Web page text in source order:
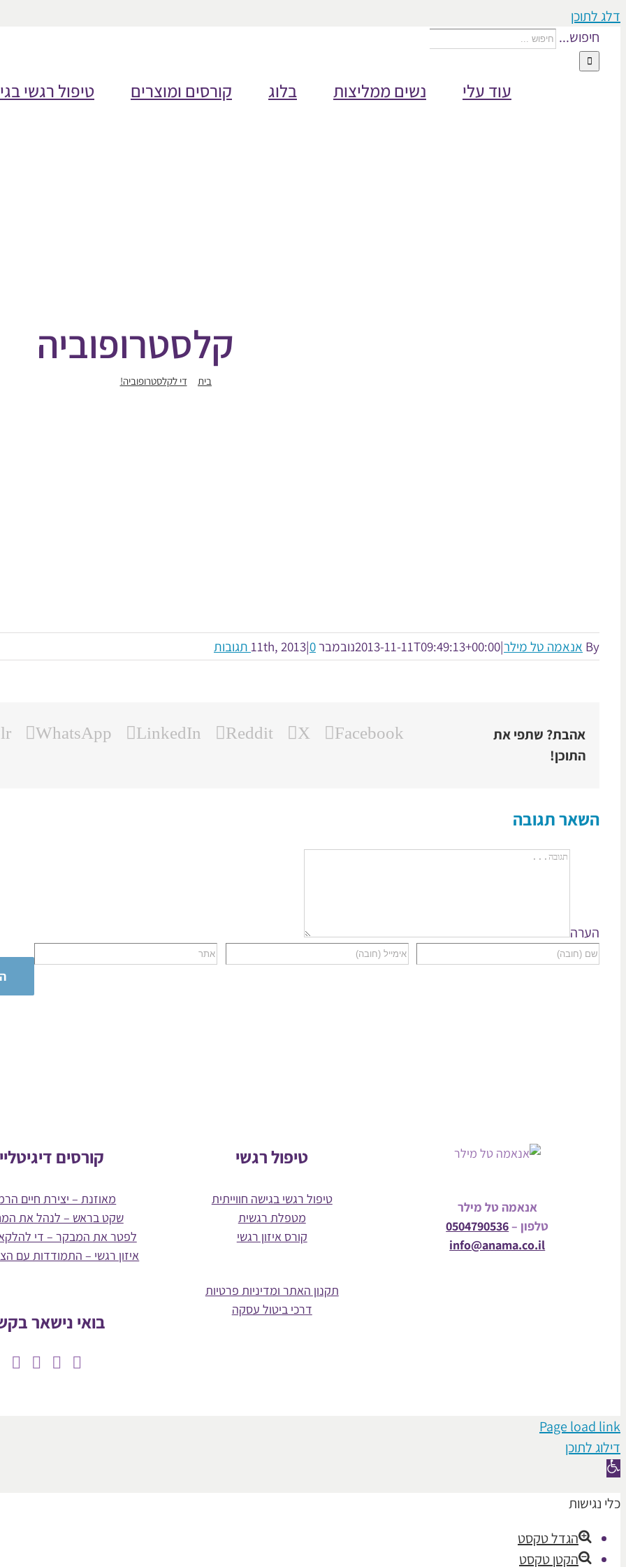
דלג לתוכן
חיפוש...
טיפול רגשי קורסים ומוצרים בלוג נשים ממליצות
עוד עלי
קלסטרופוביה
בית די לקלסטרופוביה!
By אנאמה טל מילר|
2013-11-11T09:49:13+00:00נובמבר 11th, 2013 |0 תגובות
אהבת? שתפי את
התוכן!
Facebook
X
Reddit
LinkedIn
WhatsApp
השאר תגובה
הערה
אנאמה טל מילר
טלפון –0504790536
info@anama.co.il
טיפול רגשי
טיפול רגשי בגישה חווייתית
מטפלת רגשית
קורס איזון רגשי
תקנון האתר ומדיניות פרטיות
דרכי ביטול עסקה
קורסים
מאוזנת – יצירת חיים
שקט בראש – לנהל את
לפטר את המבקר – די
איזון רגשי – התמודדות עם
בואי נישאר
Page load link
דילוג לתוכן
פתח
נגישות
כלי נגישות
הגדל טקסט
הקטן טקסט